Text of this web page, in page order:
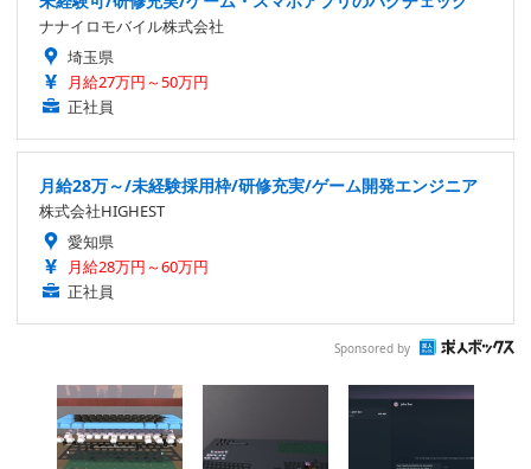
ナナイロモバイル株式会社
埼玉県
月給27万円～50万円
正社員
月給28万～/未経験採用枠/研修充実/ゲーム開発エンジニア
株式会社HIGHEST
愛知県
月給28万円～60万円
正社員
Sponsored by